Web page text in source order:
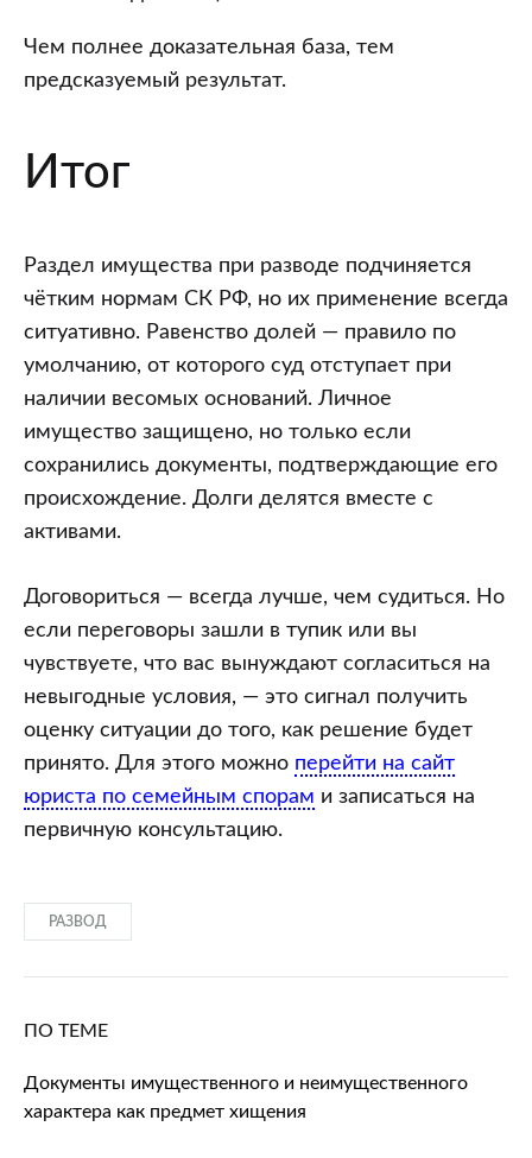
Чем полнее доказательная база, тем
предсказуемый результат.
Итог
Раздел имущества при разводе подчиняется
чётким нормам СК РФ, но их применение всегда
ситуативно. Равенство долей — правило по
умолчанию, от которого суд отступает при
наличии весомых оснований. Личное
имущество защищено, но только если
сохранились документы, подтверждающие его
происхождение. Долги делятся вместе с
активами.
Договориться — всегда лучше, чем судиться. Но
если переговоры зашли в тупик или вы
чувствуете, что вас вынуждают согласиться на
невыгодные условия, — это сигнал получить
оценку ситуации до того, как решение будет
принято. Для этого можно перейти на сайт
юриста по семейным спорам и записаться на
первичную консультацию.
РАЗВОД
ПО ТЕМЕ
Документы имущественного и неимущественного
характера как предмет хищения